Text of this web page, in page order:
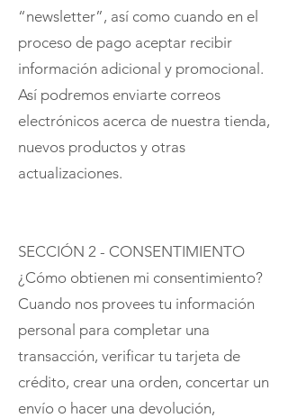
“newsletter”, así como cuando en el
proceso de pago aceptar recibir
información adicional y promocional.
Así podremos enviarte correos
electrónicos acerca de nuestra tienda,
nuevos productos y otras
actualizaciones.
SECCIÓN 2 - CONSENTIMIENTO
¿Cómo obtienen mi consentimiento?
Cuando nos provees tu información
personal para completar una
transacción, verificar tu tarjeta de
crédito, crear una orden, concertar un
envío o hacer una devolución,